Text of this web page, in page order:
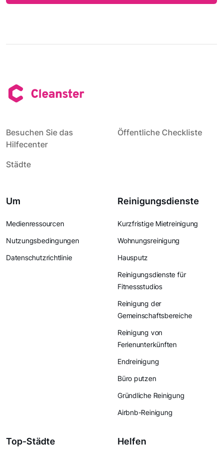
Besuchen Sie das
Hilfecenter
Öffentliche Checkliste
Städte
Um
Medienressourcen
Nutzungsbedingungen
Datenschutzrichtlinie
Reinigungsdienste
Kurzfristige Mietreinigung
Wohnungsreinigung
Hausputz
Reinigungsdienste für
Fitnessstudios
Reinigung der
Gemeinschaftsbereiche
Reinigung von
Ferienunterkünften
Endreinigung
Büro putzen
Gründliche Reinigung
Airbnb-Reinigung
Top-Städte Helfen